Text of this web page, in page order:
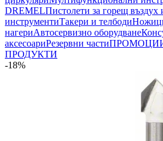
DREMELПистолети за горещ въздух
инструментиТакери и телбоди
нагериАвтосервизно оборудване
аксесоариРезервни части
ПРОДУКТИ
-18%